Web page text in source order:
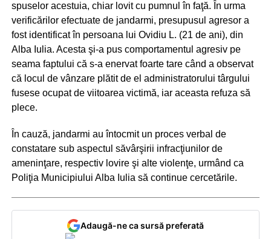
spuselor acestuia, chiar lovit cu pumnul în faţă. În urma
verificărilor efectuate de jandarmi, presupusul agresor a
fost identificat în persoana lui Ovidiu L. (21 de ani), din
Alba Iulia. Acesta şi-a pus comportamentul agresiv pe
seama faptului că s-a enervat foarte tare când a observat
că locul de vânzare plătit de el administratorului târgului
fusese ocupat de viitoarea victimă, iar aceasta refuza să
plece.
În cauză, jandarmi au întocmit un proces verbal de
constatare sub aspectul săvârşirii infracţiunilor de
ameninţare, respectiv lovire şi alte violenţe, urmând ca
Poliţia Municipiului Alba Iulia să continue cercetările.
Adaugă-ne ca sursă preferată